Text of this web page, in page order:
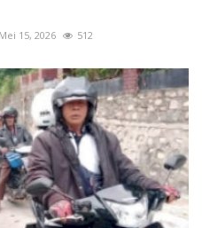
Mei 15, 2026 512